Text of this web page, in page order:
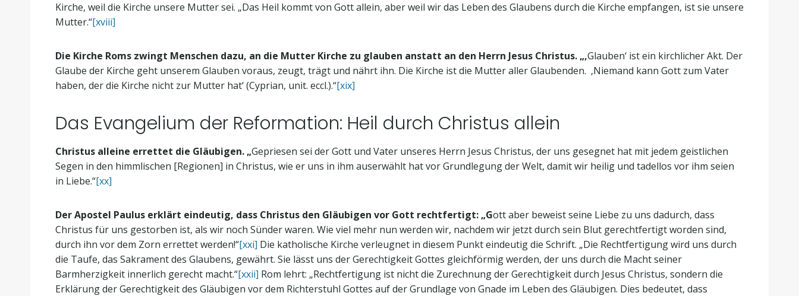
Kirche, weil die Kirche unsere Mutter sei. „Das Heil kommt von Gott allein, aber weil wir das Leben des Glaubens durch die Kirche empfangen, ist sie unsere
Mutter.“[xviii]
Die Kirche Roms zwingt Menschen dazu, an die Mutter Kirche zu glauben anstatt an den Herrn Jesus Christus. „‚Glauben‘ ist ein kirchlicher Akt. Der
Glaube der Kirche geht unserem Glauben voraus, zeugt, trägt und nährt ihn. Die Kirche ist die Mutter aller Glaubenden. ‚Niemand kann Gott zum Vater
haben, der die Kirche nicht zur Mutter hat‘ (Cyprian, unit. eccl.).“[xix]
Das Evangelium der Reformation: Heil durch Christus allein
Christus alleine errettet die Gläubigen. „Gepriesen sei der Gott und Vater unseres Herrn Jesus Christus, der uns gesegnet hat mit jedem geistlichen
Segen in den himmlischen [Regionen] in Christus, wie er uns in ihm auserwählt hat vor Grundlegung der Welt, damit wir heilig und tadellos vor ihm seien
in Liebe.“[xx]
Der Apostel Paulus erklärt eindeutig, dass Christus den Gläubigen vor Gott rechtfertigt: „Gott aber beweist seine Liebe zu uns dadurch, dass
Christus für uns gestorben ist, als wir noch Sünder waren. Wie viel mehr nun werden wir, nachdem wir jetzt durch sein Blut gerechtfertigt worden sind,
durch ihn vor dem Zorn errettet werden!“[xxi] Die katholische Kirche verleugnet in diesem Punkt eindeutig die Schrift. „Die Rechtfertigung wird uns durch
die Taufe, das Sakrament des Glaubens, gewährt. Sie lässt uns der Gerechtigkeit Gottes gleichförmig werden, der uns durch die Macht seiner
Barmherzigkeit innerlich gerecht macht.“[xxii] Rom lehrt: „Rechtfertigung ist nicht die Zurechnung der Gerechtigkeit durch Jesus Christus, sondern die
Erklärung der Gerechtigkeit des Gläubigen vor dem Richterstuhl Gottes auf der Grundlage von Gnade im Leben des Gläubigen. Dies bedeutet, dass